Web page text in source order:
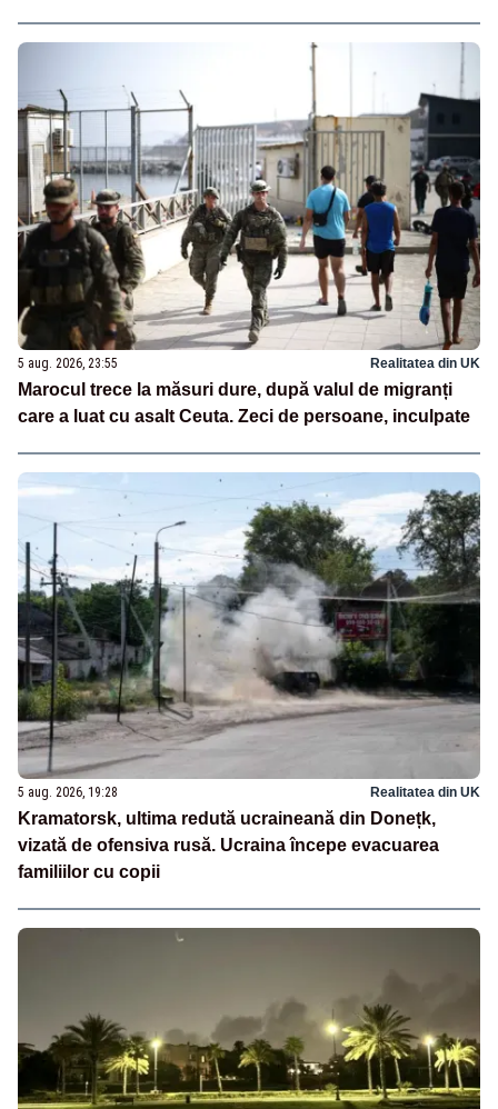
5 aug. 2026, 23:55 Realitatea din UK
Marocul trece la măsuri dure, după valul de migranți
care a luat cu asalt Ceuta. Zeci de persoane, inculpate
5 aug. 2026, 19:28 Realitatea din UK
Kramatorsk, ultima redută ucraineană din Donețk,
vizată de ofensiva rusă. Ucraina începe evacuarea
familiilor cu copii